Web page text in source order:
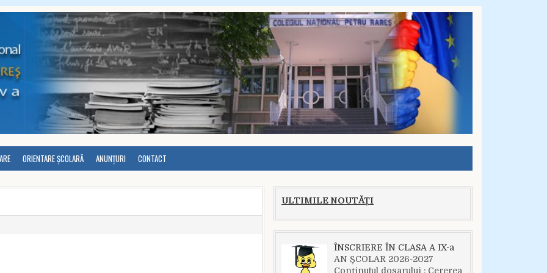
ORIENTARE ȘCOLARĂ ANUNȚURI CONTACT
ULTIMILE NOUTĂȚI
ÎNSCRIERE ÎN CLASA A IX-a
AN ȘCOLAR 2026-2027
Conținutul dosarului : Cererea